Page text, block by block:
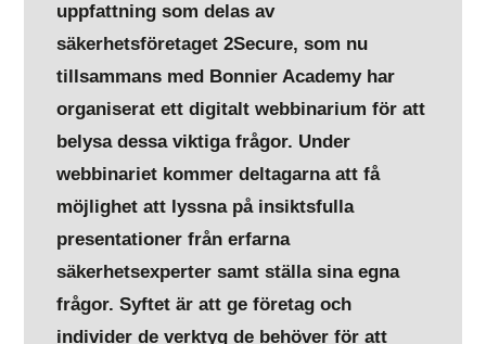
uppfattning som delas av
säkerhetsföretaget 2Secure, som nu
tillsammans med Bonnier Academy har
organiserat ett digitalt webbinarium för att
belysa dessa viktiga frågor. Under
webbinariet kommer deltagarna att få
möjlighet att lyssna på insiktsfulla
presentationer från erfarna
säkerhetsexperter samt ställa sina egna
frågor. Syftet är att ge företag och
individer de verktyg de behöver för att